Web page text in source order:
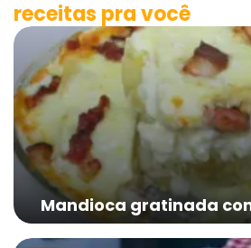
receitas pra você
Mandioca gratinada